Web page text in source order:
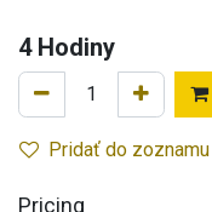
4 Hodiny
Pridať do
Pricing